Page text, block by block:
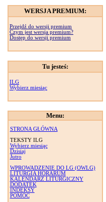
WERSJA PREMIUM:
Przejdź do wersji premium
Czym jest wersja premium?
Dostęp do wersji premium
Tu jesteś:
ILG
Wybierz miesiąc
Menu:
STRONA GŁÓWNA
TEKSTY ILG
Wybierz miesiąc
Dzisiaj
Jutro
WPROWADZENIE DO LG (OWLG)
LITURGIA HORARUM
KALENDARZ LITURGICZNY
DODATEK
INDEKSY
POMOC